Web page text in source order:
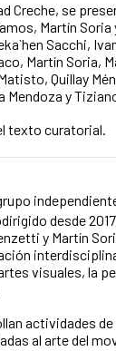
Creche, se
Martín Soria
Sacchi,
Martín Soria,
Quillay
Mendoza y
texto curatorial.
desde
y Martín
visuales, la
actividades
al arte del